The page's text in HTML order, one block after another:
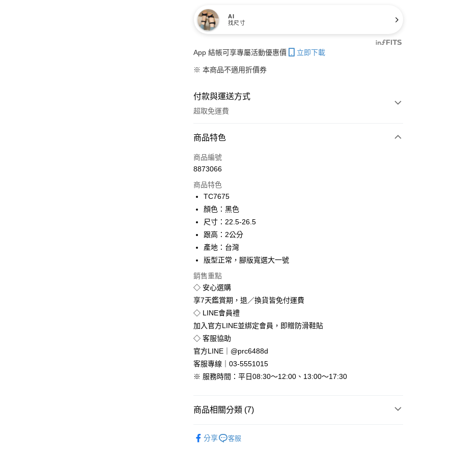
AI
找尺寸
App 結帳可享專屬活動優惠價 立即下載
※ 本商品不適用折價券
付款與運送方式
超取免運費
付款方式
信用卡一次付款
LINE Pay
Apple Pay
街口支付
悠遊付
全盈+PAY
運送方式
全家付款取貨
免運費
付款後全家取貨
7-11付款取貨
付款後7-11取貨
商品特色
商品編號
8873066
商品特色
TC7675
顏色：黑色
尺寸：22.5-26.5
跟高：2公分
產地：台灣
版型正常，腳版寬選大一號
銷售重點
◇ 安心選購
享7天鑑賞期，退／換貨皆免付運費
◇ LINE會員禮
加入官方LINE並綁定會員，即贈防滑鞋貼
◇ 客服協助
官方LINE｜@prc6488d
客服專線｜03-5551015
※ 服務時間：平日08:30～12:00、13:00～17:30
商品相關分類 (7)
分享 客服